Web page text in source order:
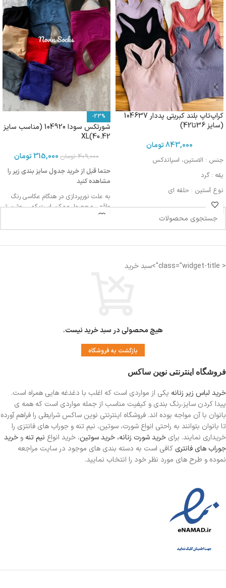
کراپ‌تاپ بلند کبریتی پددار 104637
(سایز 36تا42)
843,000تومان
جنس : الاستین، اسپاندکس
یقه : گرد
نوع آستین : حلقه ای
مورد استفاده : اسپرت، روزمره، مهمانی
-23%
شورتکس سودا 104920 (مناسب سایز
40.42)XL
409,000 تومان 315,000تومان
حتما قبل از خرید جدول سایز بندی زیر را
مشاهده کنید
به علت نورپردازی در هنگام عکاسی رنگ
واقعی محصول ممکن است کمی روشن تر
یا تیره تر باشد
زدگی
< class="widget-title">سبد خرید
هیچ محصولی در سبد خرید نیست.
بازگشت به فروشگاه
فروشگاه اینترنتی نوین ساکس
خرید لباس زیر زنانه یکی از مواردی است که اغلب با دغدغه هایی همراه است.
پیدا کردن سایز،رنگ بندی و کیفیت مناسب از جمله مواردی است که همه ی
بانوان با آن مواجه بوده اند. فروشگاه اینترنتی نوین ساکس شرایطی را فراهم آورده
تا بانوان بتوانند به راحتی انواع شورت، سوتین، نیم تنه و جوراب های فانتزی را
خریداری نمایند. برای خرید شورت زنانه، خرید سوتین، خرید انواع نیم تنه و خرید
جوراب های فانتری کافی است به دسته بندی های موجود در سایت مراجعه
نموده و طرح های مورد نظر خود را انتخاب نمایید.